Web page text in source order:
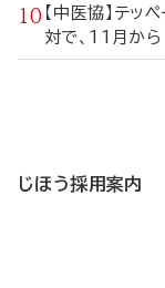
【中医協】テ
対で、11月から
じほう採用案内